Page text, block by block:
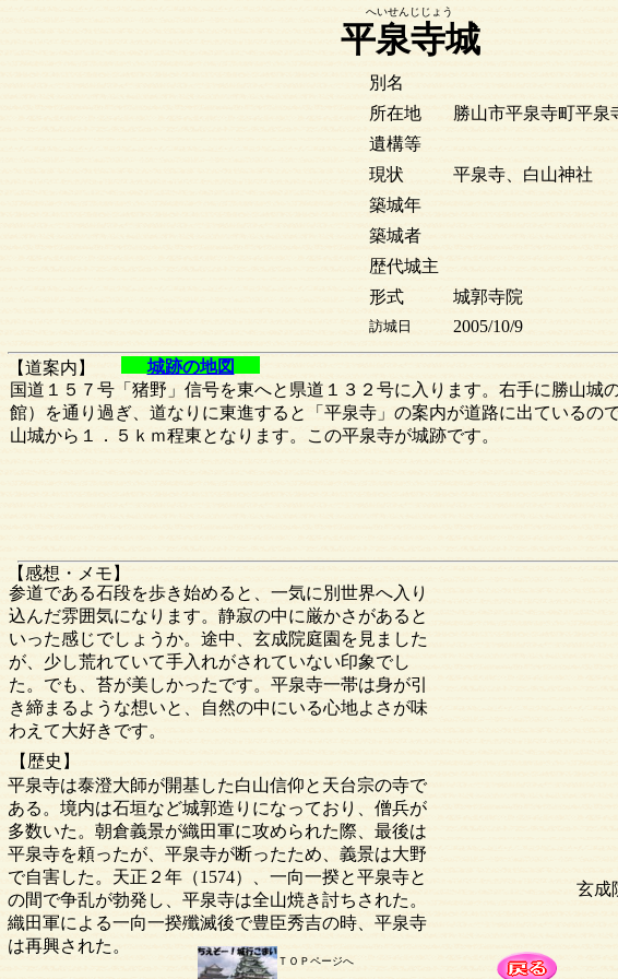
城跡の地図
平泉寺城
別名
所在地
勝山市平泉寺町平泉
遺構等
現状
平泉寺、白山神社
築城年
築城者
歴代城主
形式
城郭寺院
訪城日 2005/10/9
【道案内】
【感想・メモ】
へいせんじじょう
【歴史】
ＴＯＰページへ
玄成
国道１５７号「猪野」信号を東へと県道１３２号に入ります。右手に勝山城
館）を通り過ぎ、道なりに東進すると「平泉寺」の案内が道路に出ているの
山城から１．５ｋｍ程東となります。この平泉寺が城跡です。
参道である石段を歩き始めると、一気に別世界へ入り
込んだ雰囲気になります。静寂の中に厳かさがあると
いった感じでしょうか。途中、玄成院庭園を見ました
が、少し荒れていて手入れがされていない印象でし
た。でも、苔が美しかったです。平泉寺一帯は身が引
き締まるような想いと、自然の中にいる心地よさが味
わえて大好きです。
平泉寺は泰澄大師が開基した白山信仰と天台宗の寺で
ある。境内は石垣など城郭造りになっており、僧兵が
多数いた。朝倉義景が織田軍に攻められた際、最後は
平泉寺を頼ったが、平泉寺が断ったため、義景は大野
で自害した。天正２年（1574）、一向一揆と平泉寺と
の間で争乱が勃発し、平泉寺は全山焼き討ちされた。
織田軍による一向一揆殲滅後で豊臣秀吉の時、平泉寺
は再興された。